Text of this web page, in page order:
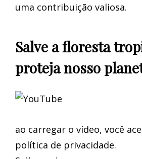
uma contribuição valiosa.
Salve a floresta
proteja nosso
ao carregar o vídeo, você
política de privacidade.